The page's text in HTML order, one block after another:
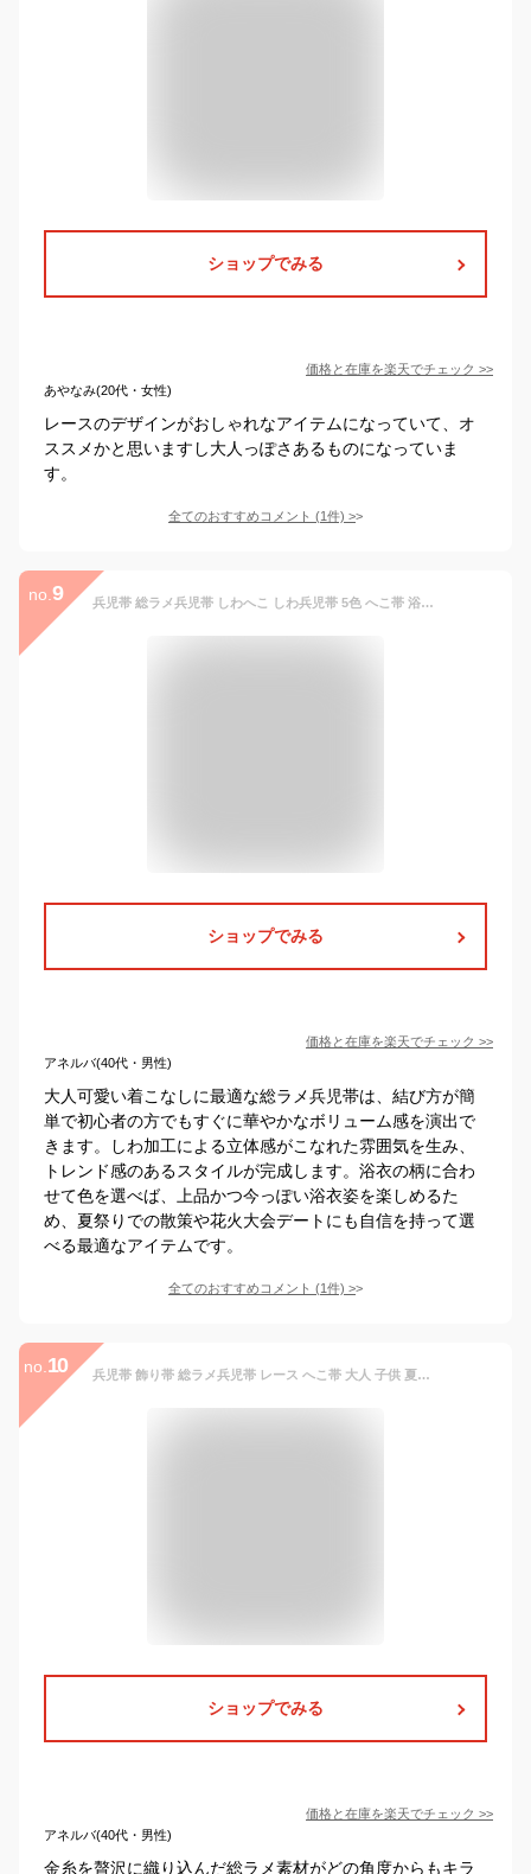
ショップでみる
価格と在庫を楽天でチェック >>
あやなみ(20代・女性)
レースのデザインがおしゃれなアイテムになっていて、オ
ススメかと思いますし大人っぽさあるものになっていま
す。
全てのおすすめコメント (1件) >
no. 9 兵児帯 総ラメ兵児帯 しわへこ しわ兵児帯 5色 へこ帯 浴衣帯 レディース しわふわ 簡単帯 レディース 大人 ガールズ おしゃれ かわいい しわ加工 20色 20代 30代 40代 プチヘコ 可愛い 花火大会
ショップでみる
価格と在庫を楽天でチェック >>
アネルバ(40代・男性)
大人可愛い着こなしに最適な総ラメ兵児帯は、結び方が簡
単で初心者の方でもすぐに華やかなボリューム感を演出で
きます。しわ加工による立体感がこなれた雰囲気を生み、
トレンド感のあるスタイルが完成します。浴衣の柄に合わ
せて色を選べば、上品かつ今っぽい浴衣姿を楽しめるた
め、夏祭りでの散策や花火大会デートにも自信を持って選
べる最適なアイテムです。
全てのおすすめコメント (1件) >
no. 10 兵児帯 飾り帯 総ラメ兵児帯 レース へこ帯 大人 子供 夏用 400cm 全5色 へこおび 浴衣 帯 キラキラ 今風 夏祭り 夕涼み 花火大会 おしゃれ レディース 女性 女の子
ショップでみる
価格と在庫を楽天でチェック >>
アネルバ(40代・男性)
金糸を贅沢に織り込んだ総ラメ素材がどの角度からもキラ